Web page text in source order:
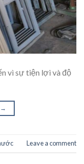
vì sự tiện lợi và độ
→
Leave a comment